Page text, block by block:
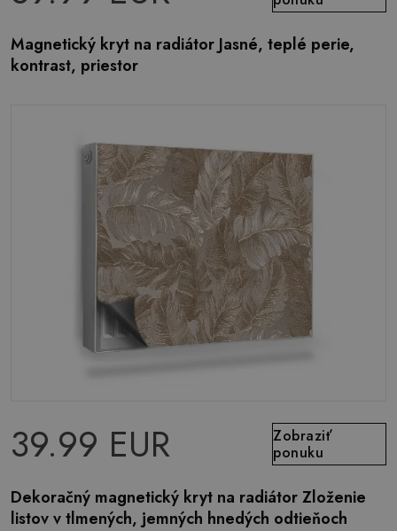
Magnetický kryt na radiátor Jasné, teplé perie,
kontrast, priestor
39.99 EUR
Zobraziť
ponuku
Dekoračný magnetický kryt na radiátor Zloženie
listov v tlmených, jemných hnedých odtieňoch